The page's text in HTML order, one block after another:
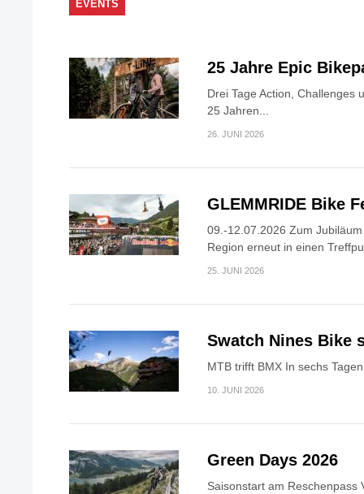
EVENTS
25 Jahre Epic
Drei Tage Action, Challenges
25 Jahren...
26. JUNI 2026
GLEMMRIDE Bike
09.-12.07.2026 Zum
Region erneut in einen
25. JUNI 2026
Swatch Nines Bike
MTB trifft BMX In sechs
10. JUNI 2026
Green Days 2026
Saisonstart am Reschenpass